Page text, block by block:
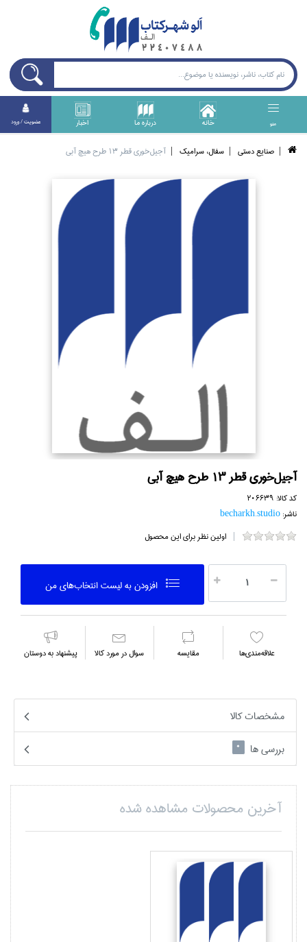
منو خانه درباره ما اخبار عضويت / ورود
صنايع دستي سفال، سراميك آجيل‌خوري قطر 13 طرح هيچ آبي
آجيل‌خوري قطر 13 طرح هيچ آبي
کد کالا: 206639
ناشر:becharkh.studio
اولین نظر برای این محصول
افزودن به ليست انتخاب‌هاي من
علاقه‌مندي‌ها مقايسه سوال در مورد كالا پیشنهاد به دوستان
مشخصات کالا
بررسی ها
0
آخرین محصولات مشاهده شده